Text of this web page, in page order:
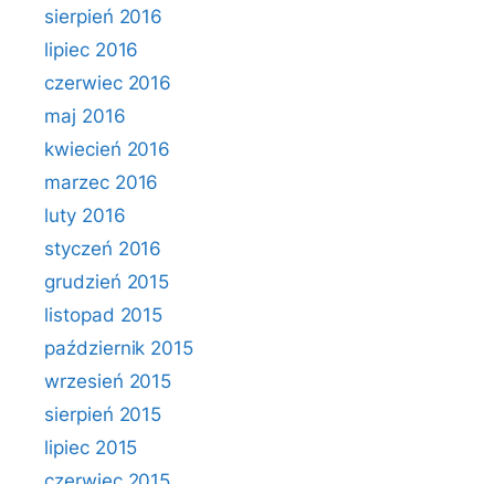
sierpień 2016
lipiec 2016
czerwiec 2016
maj 2016
kwiecień 2016
marzec 2016
luty 2016
styczeń 2016
grudzień 2015
listopad 2015
październik 2015
wrzesień 2015
sierpień 2015
lipiec 2015